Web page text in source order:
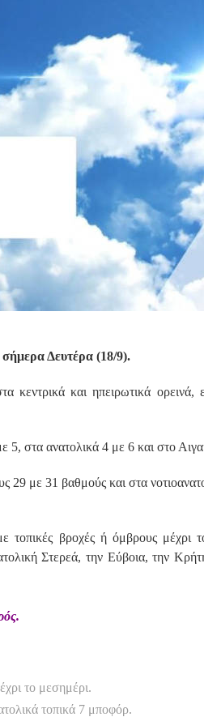
σήμερα Δευτέρα (18/9).
κεντρικά και ηπειρωτικά
5, στα ανατολικά 4 με 6 και στο
με 31 βαθμούς και στα
τοπικές βροχές ή όμβρους μέχρι
Στερεά, την Εύβοια, την Κρήτη
το μεσημέρι.
τοπικά 7 μποφόρ.